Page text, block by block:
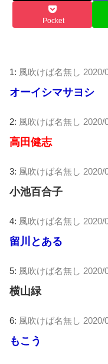
Pocket
1: 風吹けば名無し 2020/
オーイシマサヨシ
2: 風吹けば名無し 2020/
高田健志
3: 風吹けば名無し 2020/
小池百合子
4: 風吹けば名無し 2020/
留川とある
5: 風吹けば名無し 2020/
横山緑
6: 風吹けば名無し 2020/
もこう